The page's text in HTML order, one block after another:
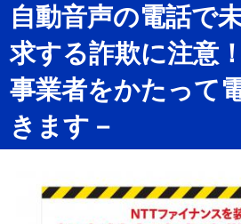
自動音声の電話で
求する詐欺に注意
事業者をかたって
きます－